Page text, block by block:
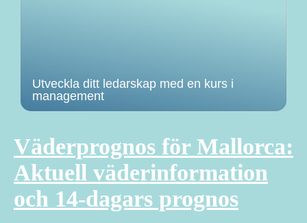
Utveckla ditt ledarskap med en kurs i
management
Väderprognos för Mallorca:
Aktuell väderinformation
och 14-dagars prognos